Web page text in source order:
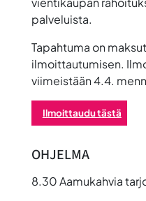
palveluista.
Tapahtuma on
ilmoittautumisen.
viimeistään4.4.
Ilmoittaudu tästä
OHJELMA
8.30 Aamukahvia